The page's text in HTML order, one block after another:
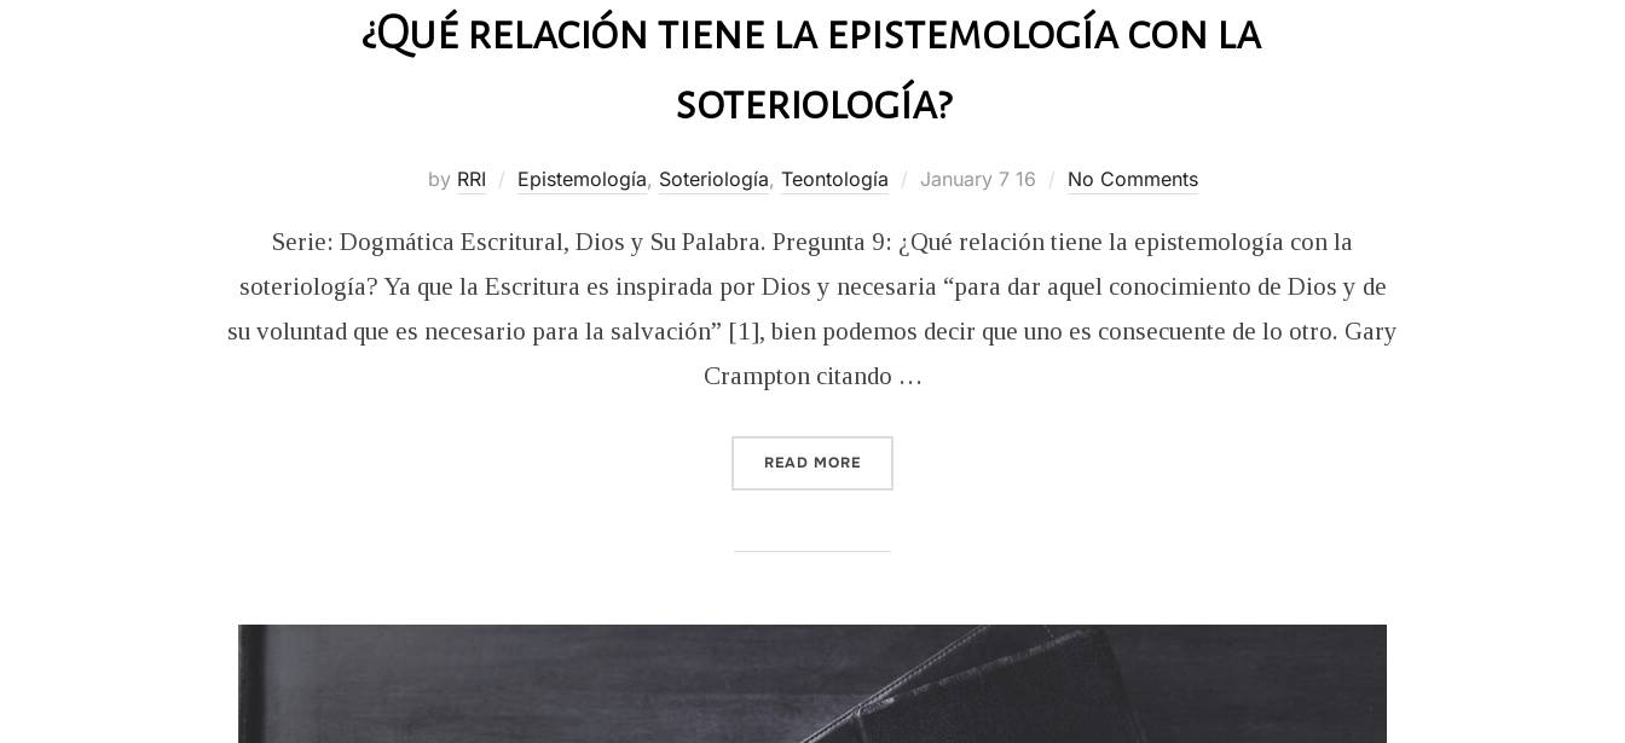
¿Qué relación tiene la epistemología con la
soteriología?
by RRI Epistemología, Soteriología, Teontología
Posted
January 7 16 No Comments
Serie: Dogmática Escritural, Dios y Su Palabra. Pregunta 9: ¿Qué relación tiene la epistemología con la
soteriología? Ya que la Escritura es inspirada por Dios y necesaria “para dar aquel conocimiento de Dios y de
su voluntad que es necesario para la salvación” [1], bien podemos decir que uno es consecuente de lo otro. Gary
Crampton citando …
READ MORE